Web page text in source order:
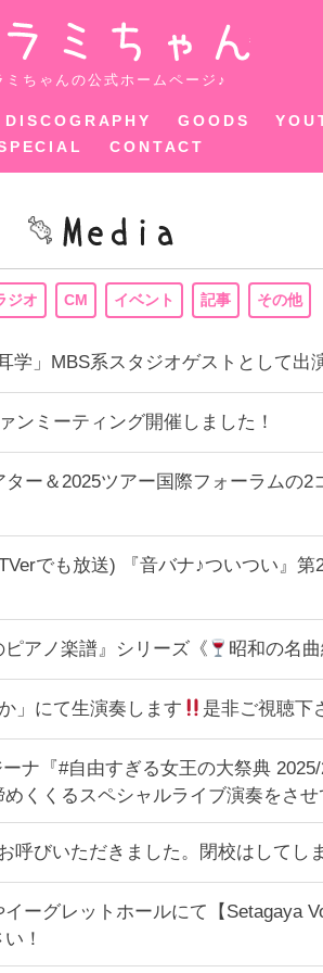
ハラミち
ミちゃんの公式ホームページ♪
DISCOGRAPHY GOODS
CONTACT
ジオ CM イベント 記事 その他
学」MBS系スタジオゲストとして出
ンミーティング開催しました！
ー＆2025ツアー国際フォーラムの2
でも放送) 『音バナ♪ついつい』
アノ楽譜』シリーズ《 昭和の名
」にて生演奏します 是非ご視聴下
ナ『#自由すぎる女王の大祭典
くくるスペシャルライブ演奏をさせ
呼びいただきました。閉校はしてし
イーグレットホールにて【
！